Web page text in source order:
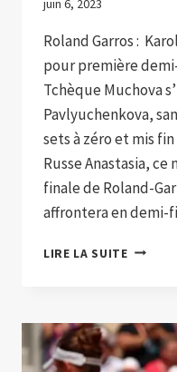
juin 6, 2023
Roland Garros :
pour première
Tchèque Muchova
Pavlyuchenkova,
sets à zéro et mis
Russe Anastasia,
finale de Roland-
affrontera en
LIRE LA SUITELA
FACE
À